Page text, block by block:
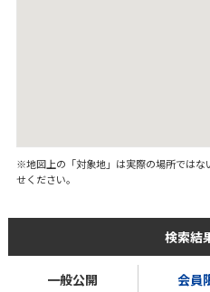
※地図上の「対象地」は実際の場所ではな
せください。
検索結
一般公開 会員